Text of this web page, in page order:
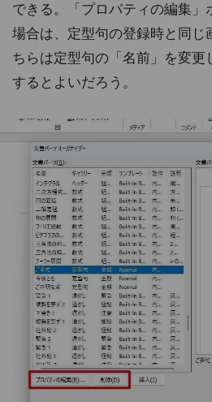
できる。「プロパティの編集」
場合は、定型句の登録時と同じ
ちらは定型句の「名前」を変更
するとよいだろう。